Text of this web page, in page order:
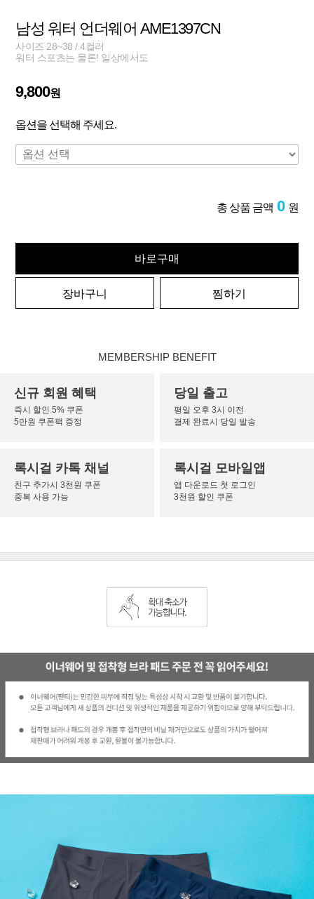
남성 워터 언더웨어 AME1397CN
사이즈 28~38 / 4컬러
워터 스포츠는 물론! 일상에서도
9,800원
옵션을 선택해 주세요.
총 상품 금액 0 원
바로구매
장바구니 찜하기
MEMBERSHIP BENEFIT
신규 회원 혜택
즉시 할인 5% 쿠폰
5만원 쿠폰팩 증정
당일 출고
평일 오후 3시 이전
결제 완료시 당일 발송
록시걸 카톡 채널
친구 추가시 3천원 쿠폰
중복 사용 가능
록시걸 모바일앱
앱 다운로드 첫 로그인
3천원 할인 쿠폰